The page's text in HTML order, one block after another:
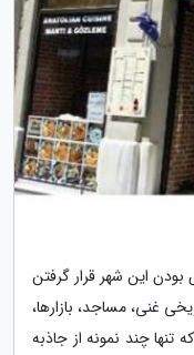
این شهر قرار گرفتن
غنی، مساجد، بازارها،
تنها چند نمونه از جاذبه